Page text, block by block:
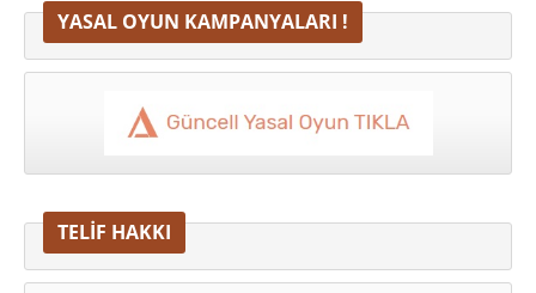
YASAL OYUN KAMPANYALARI !
TELİF HAKKI